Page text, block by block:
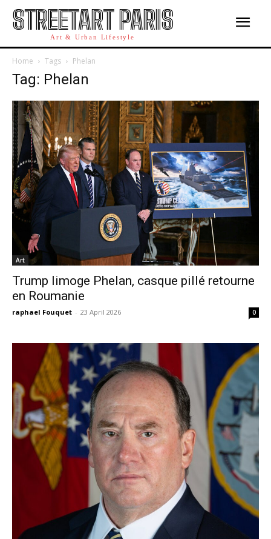
STREETART PARIS
Art & Urban Lifestyle
Home Tags Phelan
Tag: Phelan
Art
Trump limoge Phelan, casque pillé retourne
en Roumanie
raphael Fouquet - 23 April 2026 0